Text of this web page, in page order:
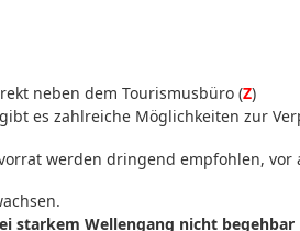
neben dem Tourismusbüro (Z)
es zahlreiche Möglichkeiten zur
werden dringend empfohlen, vor
starkem Wellengang nicht begehbar